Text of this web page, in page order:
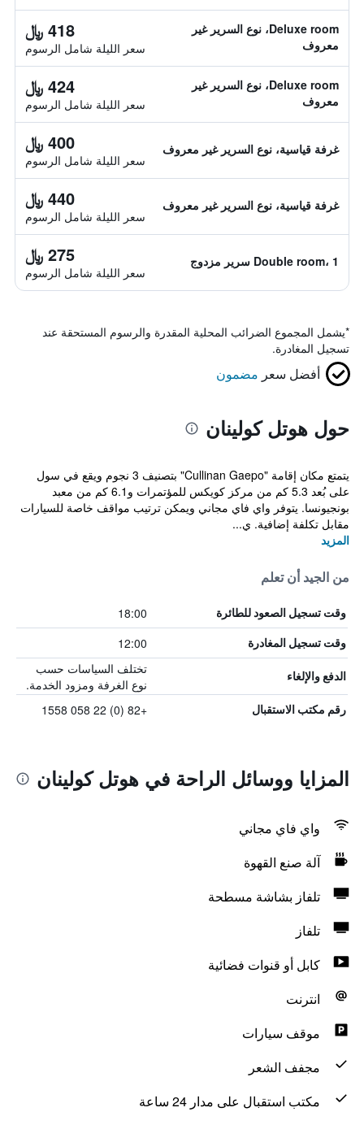
Deluxe room، نوع السرير غير
معروف
418 ﷼
سعر الليلة شامل الرسوم
Deluxe room، نوع السرير غير
معروف
424 ﷼
سعر الليلة شامل الرسوم
غرفة قياسية، نوع السرير غير معروف 400 ﷼
سعر الليلة شامل الرسوم
غرفة قياسية، نوع السرير غير معروف 440 ﷼
سعر الليلة شامل الرسوم
Double room، 1 سرير مزدوج 275 ﷼
سعر الليلة شامل الرسوم
*يشمل المجموع الضرائب المحلية المقدرة والرسوم المستحقة عند
تسجيل المغادرة.
أفضل سعر مضمون
حول هوتل كولينان
يتمتع مكان إقامة "Cullinan Gaepo" بتصنيف 3 نجوم ويقع في سول
على بُعد 5.3 كم من مركز كويكس للمؤتمرات و6.1 كم من معبد
بونجيونسا. يتوفر واي فاي مجاني ويمكن ترتيب مواقف خاصة للسيارات
مقابل تكلفة إضافية. ي...
المزيد
من الجيد أن تعلم
وقت تسجيل الصعود للطائرة 18:00
وقت تسجيل المغادرة 12:00
الدفع والإلغاء
تختلف السياسات حسب
نوع الغرفة ومزود الخدمة.
رقم مكتب الاستقبال +82 (0) 22 058 1558
المزايا ووسائل الراحة في هوتل كولينان
واي فاي مجاني
آلة صنع القهوة
تلفاز بشاشة مسطحة
تلفاز
كابل أو قنوات فضائية
انترنت
موقف سيارات
مجفف الشعر
مكتب استقبال على مدار 24 ساعة